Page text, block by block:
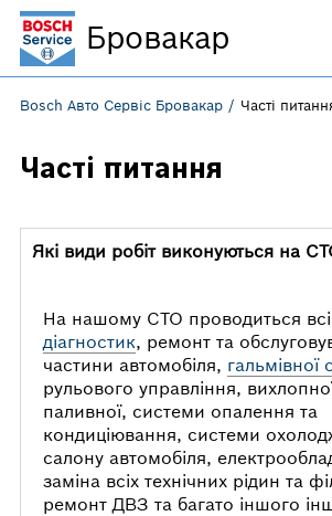
Bosch Авто Сервіс Бровакар Часті
Часті питання
Які види робіт виконуються на
На нашому СТО проводиться
діагностик, ремонт та
частини автомобіля, гальмівної
рульового управління,
паливної, системи опалення та
кондиціювання, системи
салону автомобіля,
заміна всіх технічних рідин та
ремонт ДВЗ та багато іншого
Бровакар